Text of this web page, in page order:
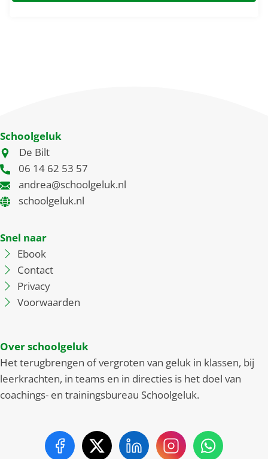
Schoolgeluk
De Bilt
06 14 62 53 57
andrea@schoolgeluk.nl
schoolgeluk.nl
Snel naar
Ebook
Contact
Privacy
Voorwaarden
Over schoolgeluk
Het terugbrengen of vergroten van geluk in klassen, bij
leerkrachten, in teams en in directies is het doel van
coachings- en trainingsbureau Schoolgeluk.